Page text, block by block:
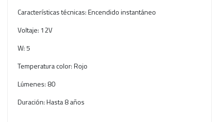
Características técnicas: Encendido instantáneo
Voltaje: 12V
W: 5
Temperatura color: Rojo
Lúmenes: 80
Duración: Hasta 8 años